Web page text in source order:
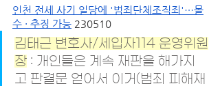
인천 전세 사기 일당에 '범죄단체조직죄'…몰
수 · 추징 가능 230510
김태근 변호사/세입자114 운영위원
장 : 개인들은 계속 재판을 해가지
고 판결문 얻어서 이거(범죄 피해재